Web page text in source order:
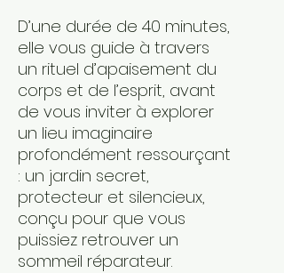
D’une durée de 40 minutes,
elle vous guide à travers
un rituel d’apaisement du
corps et de l’esprit, avant
de vous inviter à explorer
un lieu imaginaire
profondément ressourçant
: un jardin secret,
protecteur et silencieux,
conçu pour que vous
puissiez retrouver un
sommeil réparateur.